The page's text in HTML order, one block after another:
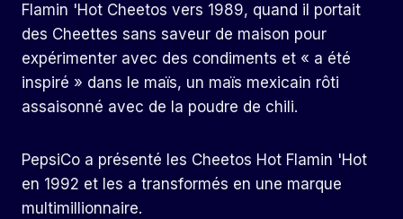
Flamin 'Hot Cheetos vers 1989, quand il portait
des Cheettes sans saveur de maison pour
expérimenter avec des condiments et « a été
inspiré » dans le maïs, un maïs mexicain rôti
assaisonné avec de la poudre de chili.
PepsiCo a présenté les Cheetos Hot Flamin 'Hot
en 1992 et les a transformés en une marque
multimillionnaire.